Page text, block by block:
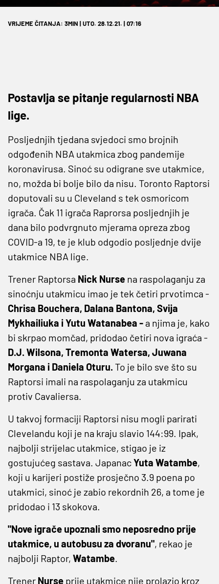
VRIJEME ČITANJA: 3MIN | UTO. 28.12.21. | 07:16
Postavlja se pitanje regularnosti NBA
lige.
Posljednjih tjedana svjedoci smo brojnih
odgođenih NBA utakmica zbog pandemije
koronavirusa. Sinoć su odigrane sve utakmice,
no, možda bi bolje bilo da nisu. Toronto Raptorsi
doputovali su u Cleveland s tek osmoricom
igrača. Čak 11 igrača Raprorsa posljednjih je
dana bilo podvrgnuto mjerama opreza zbog
COVID-a 19, te je klub odgodio posljednje dvije
utakmice NBA lige.
Trener Raptorsa Nick Nurse na raspolaganju za
sinoćnju utakmicu imao je tek četiri prvotimca -
Chrisa Bouchera, Dalana Bantona, Svija
Mykhailiuka i Yutu Watanabea - a njima je, kako
bi skrpao momčad, pridodao četiri nova igraća -
D.J. Wilsona, Tremonta Watersa, Juwana
Morgana i Daniela Oturu.To je bilo sve što su
Raptorsi imali na raspolaganju za utakmicu
protiv Cavaliersa.
U takvoj formaciji Raptorsi nisu mogli parirati
Clevelandu koji je na kraju slavio 144:99. Ipak,
najbolji strijelac utakmice, stigao je iz
gostujućeg sastava. JapanacYuta Watambe,
koji u karijeri postiže prosječno 3.9 poena po
utakmici, sinoć je zabio rekordnih 26, a tome je
pridodao i 13 skokova.
"Nove igrače upoznali smo neposredno prije
utakmice, u autobusu za dvoranu", rekao je
najbolji Raptor, Watambe.
Trener Nurse prije utakmice nije prolazio kroz